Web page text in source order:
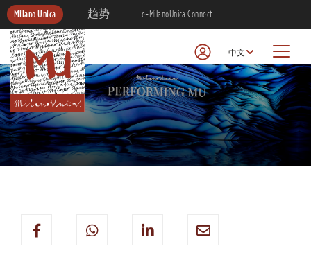
Milano Unica 趋势 e-MilanoUnica Connect
中文